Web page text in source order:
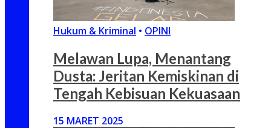
Hukum & Kriminal • OPINI
Melawan Lupa, Menantang
Dusta: Jeritan Kemiskinan di
Tengah Kebisuan Kekuasaan
15 MARET 2025